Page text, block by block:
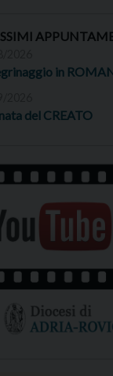
in
del CREATO